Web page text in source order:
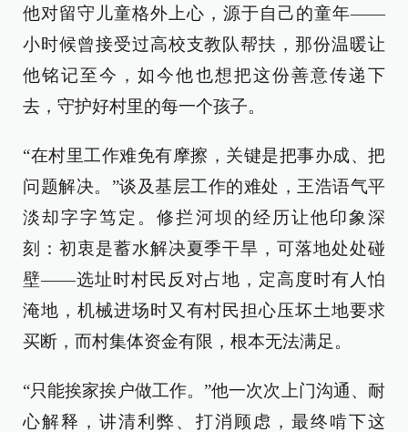
他对留守儿童格外上心，源于自己的童年——
小时候曾接受过高校支教队帮扶，那份温暖让
他铭记至今，如今他也想把这份善意传递下
去，守护好村里的每一个孩子。
“在村里工作难免有摩擦，关键是把事办成、把
问题解决。”谈及基层工作的难处，王浩语气平
淡却字字笃定。修拦河坝的经历让他印象深
刻：初衷是蓄水解决夏季干旱，可落地处处碰
壁——选址时村民反对占地，定高度时有人怕
淹地，机械进场时又有村民担心压坏土地要求
买断，而村集体资金有限，根本无法满足。
“只能挨家挨户做工作。”他一次次上门沟通、耐
心解释，讲清利弊、打消顾虑，最终啃下这